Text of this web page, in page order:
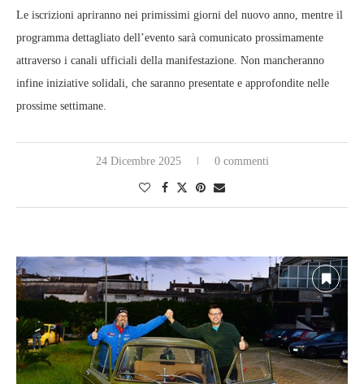
Le iscrizioni apriranno nei primissimi giorni del nuovo anno, mentre il
programma dettagliato dell’evento sarà comunicato prossimamente
attraverso i canali ufficiali della manifestazione. Non mancheranno
infine iniziative solidali, che saranno presentate e approfondite nelle
prossime settimane.
24 Dicembre 2025 0 commenti